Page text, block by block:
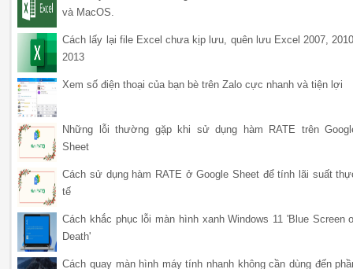
và MacOS.
Cách lấy lại file Excel chưa kịp lưu, quên lưu Excel 2007,
2013
Xem số điện thoại của bạn bè trên Zalo cực nhanh và tiện lợi
Những lỗi thường gặp khi sử dụng hàm RATE trên
Sheet
Cách sử dụng hàm RATE ở Google Sheet để tính lãi suất
tế
Cách khắc phục lỗi màn hình xanh Windows 11 'Blue Screen
Death'
Cách quay màn hình máy tính nhanh không cần dùng đến